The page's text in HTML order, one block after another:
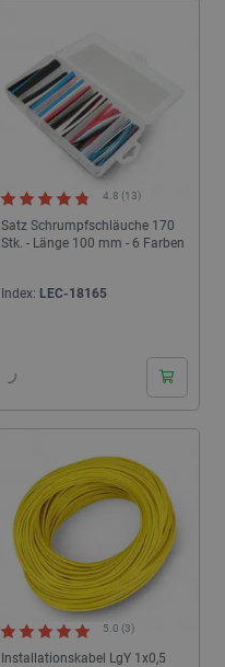
Satz Schrumpfschläuche 170
Stk. - Länge 100 mm - 6 Farben
4.8 (13)
Index: LEC-18165
Installationskabel LgY 1x0,5
5.0 (3)